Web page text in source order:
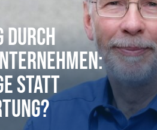
durch
statt